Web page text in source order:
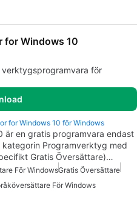
for Windows 10
för
for Windows 10 för Windows
är en gratis programvara endast
Programverktyg med
Gratis Översättare)…
För WindowsGratis Översättare
För Windows